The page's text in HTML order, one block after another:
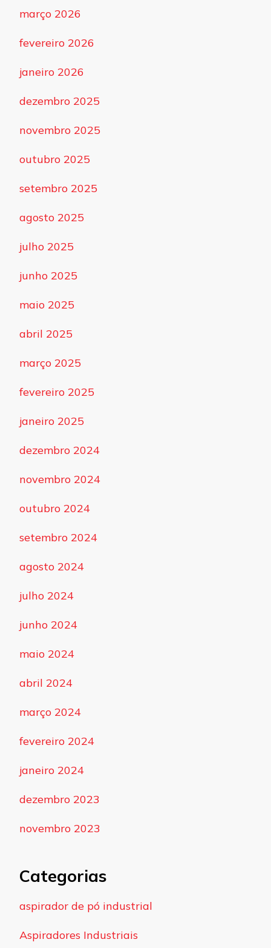
março 2026
fevereiro 2026
janeiro 2026
dezembro 2025
novembro 2025
outubro 2025
setembro 2025
agosto 2025
julho 2025
junho 2025
maio 2025
abril 2025
março 2025
fevereiro 2025
janeiro 2025
dezembro 2024
novembro 2024
outubro 2024
setembro 2024
agosto 2024
julho 2024
junho 2024
maio 2024
abril 2024
março 2024
fevereiro 2024
janeiro 2024
dezembro 2023
novembro 2023
Categorias
aspirador de pó industrial
Aspiradores Industriais